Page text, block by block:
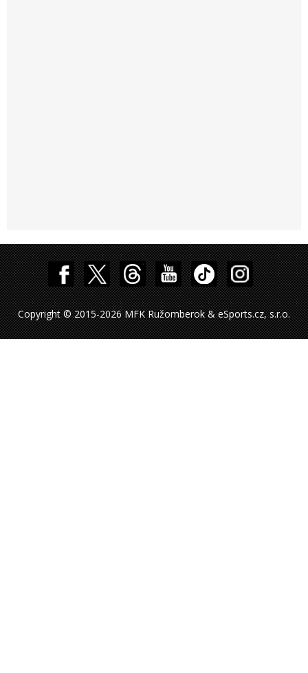
Copyright © 2015-2026 MFK Ružomberok & eSports.cz, s.r.o.